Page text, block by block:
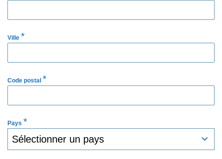
Ville *
Code postal *
Pays *
Sélectionner un pays